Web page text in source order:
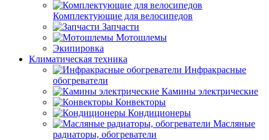
Комплектующие для велосипедов
Запчасти
Мотошлемы
Экипировка
Климатическая техника
Инфракрасные
обогреватели
Камины электрические
Конвекторы
Кондиционеры
Масляные
радиаторы, обогреватели